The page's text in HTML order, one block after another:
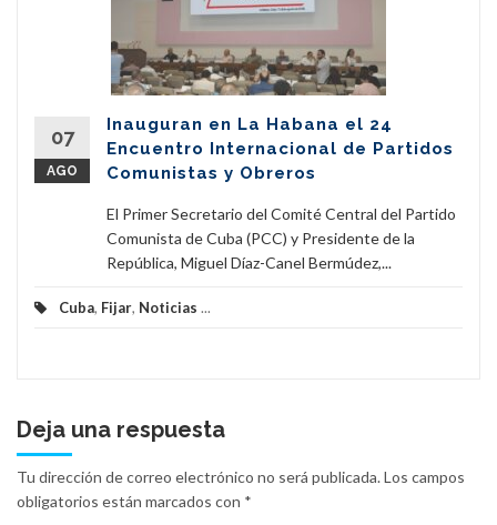
07
AGO
Inauguran en La Habana el 24
Encuentro Internacional de Partidos
Comunistas y Obreros
El Primer Secretario del Comité Central del Partido
Comunista de Cuba (PCC) y Presidente de la
República, Miguel Díaz-Canel Bermúdez,...
Cuba, Fijar, Noticias ...
Deja una respuesta
Tu dirección de correo electrónico no será publicada.Los campos
obligatorios están marcados con *